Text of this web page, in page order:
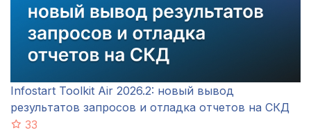
Infostart Toolkit Air 2026.2: новый вывод
результатов запросов и отладка отчетов на СКД
33